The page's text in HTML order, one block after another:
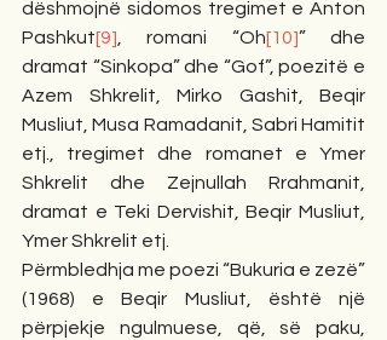
dëshmojnë sidomos tregimet e Anton
Pashkut[9], romani “Oh[10]” dhe
dramat “Sinkopa” dhe “Gof”, poezitë e
Azem Shkrelit, Mirko Gashit, Beqir
Musliut, Musa Ramadanit, Sabri Hamitit
etj., tregimet dhe romanet e Ymer
Shkrelit dhe Zejnullah Rrahmanit,
dramat e Teki Dervishit, Beqir Musliut,
Ymer Shkrelit etj.
Përmbledhja me poezi “Bukuria e zezë”
(1968) e Beqir Musliut, është një
përpjekje ngulmuese, që, së paku,